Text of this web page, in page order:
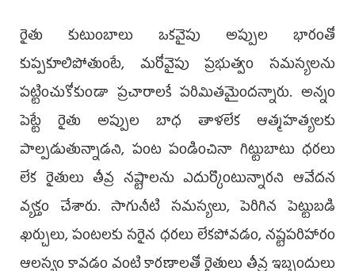
రైతు కుటుంబాలు ఒకవైపు అప్పుల భారంతో
కుప్పకూలిపోతుంటే, మరోవైపు ప్రభుత్వం సమస్యలను
పట్టించుకోకుండా ప్రచారాలకే పరిమితమైందన్నారు. అన్నం
పెట్టే రైతు అప్పుల బాధ తాళలేక ఆత్మహత్యలకు
పాల్పడుతున్నాడని, పంట పండించినా గిట్టుబాటు ధరలు
లేక రైతులు తీవ్ర నష్టాలను ఎదుర్కొంటున్నారని ఆవేదన
వ్యక్తం చేశారు. సాగునీటి సమస్యలు, పెరిగిన పెట్టుబడి
ఖర్చులు, పంటలకు సరైన ధరలు లేకపోవడం, నష్టపరిహారం
ఆలస్యం కావడం వంటి కారణాలతో రైతులు తీవ్ర ఇబ్బందులు